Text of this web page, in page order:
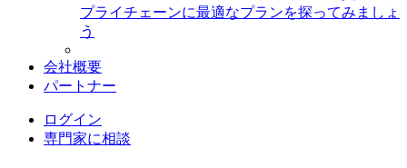
プライチェーンに最適なプランを探ってみましょ
う
会社概要
パートナー
ログイン
専門家に相談